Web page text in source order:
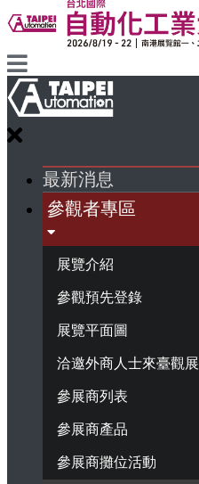
最新消息
參觀者專區
展覽介紹
參觀預先登錄
展覽平面圖
洽邀外商人士來臺觀展
參展商列表
參展商產品
參展商攤位活動